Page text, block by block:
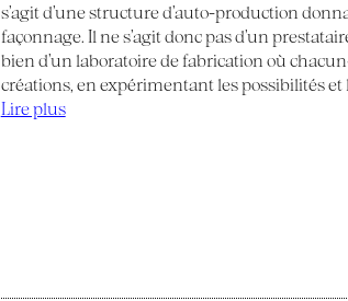
s’agit d’une structure d’auto-production
façonnage. Il ne s’agit donc pas d’un
bien d’un laboratoire de fabrication où
créations, en expérimentant les possibilités et
Lire plus